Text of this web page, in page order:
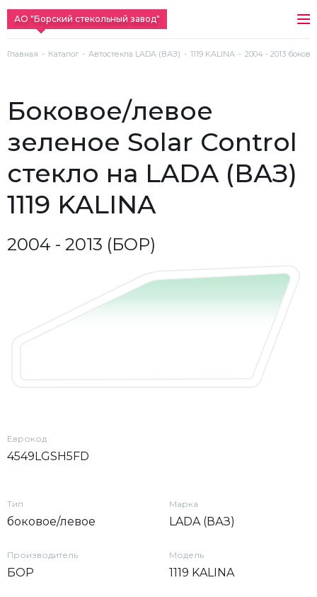
АО "Борский стекольный завод"
Главная Каталог Автостекла LADA (ВАЗ) 1119 KALINA 2004 - 2013
боковое/левое
зеленое Solar Control
стекло на LADA (ВАЗ)
1119 KALINA
2004 - 2013 (БОР)
Еврокод
4549LGSH5FD
Тип
боковое/левое
Марка
LADA (ВАЗ)
Производитель
БОР
Модель
1119 KALINA